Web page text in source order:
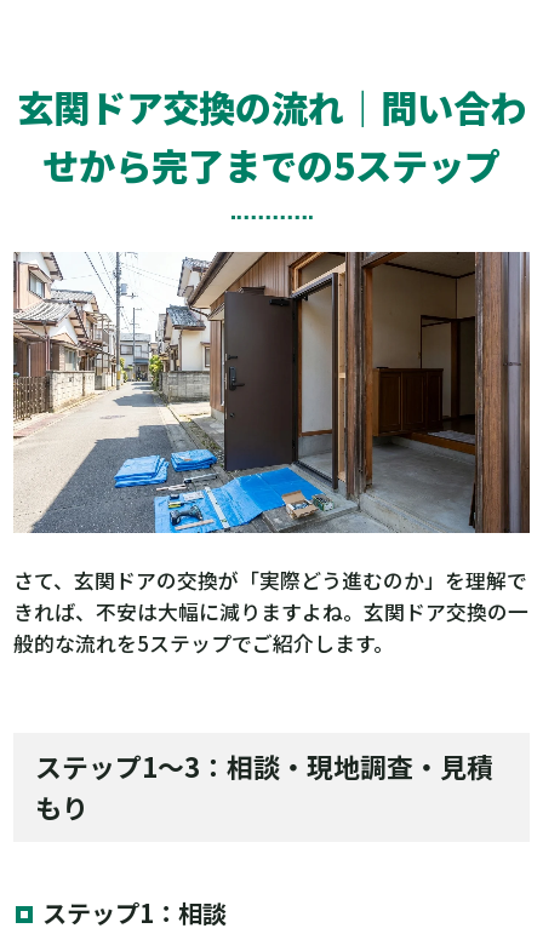
玄関ドア交換の流れ｜問い合わ
せから完了までの5ステップ
さて、玄関ドアの交換が「実際どう進むのか」を理解で
きれば、不安は大幅に減りますよね。玄関ドア交換の一
般的な流れを5ステップでご紹介します。
ステップ1〜3：相談・現地調査・見積
もり
ステップ1：相談